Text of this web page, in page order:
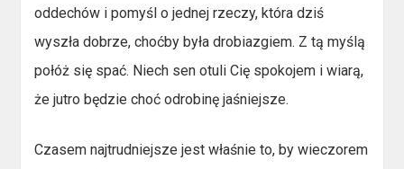
oddechów i pomyśl o jednej rzeczy, która dziś
wyszła dobrze, choćby była drobiazgiem. Z tą myślą
połóż się spać. Niech sen otuli Cię spokojem i wiarą,
że jutro będzie choć odrobinę jaśniejsze.
Czasem najtrudniejsze jest właśnie to, by wieczorem